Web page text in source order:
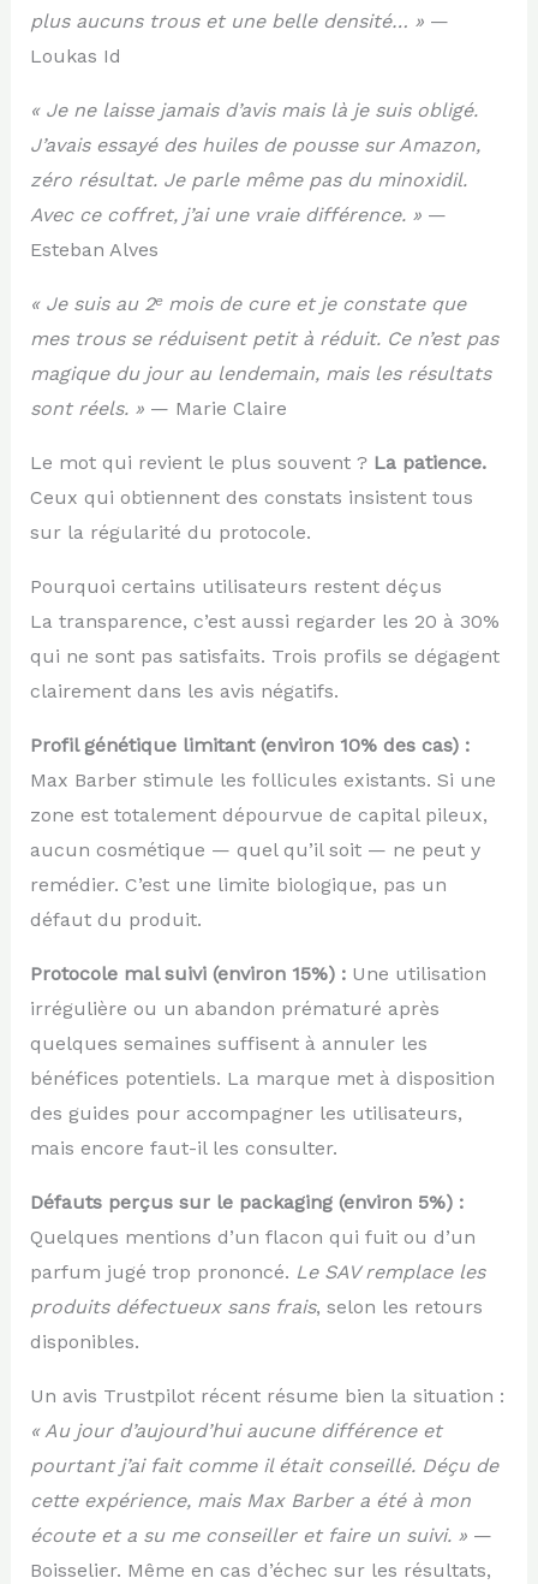
plus aucuns trous et une belle densité… »—
Loukas Id
« Je ne laisse jamais d’avis mais là je suis obligé.
J’avais essayé des huiles de pousse sur Amazon,
zéro résultat. Je parle même pas du minoxidil.
Avec ce coffret, j’ai une vraie différence. »—
Esteban Alves
« Je suis au 2ᵉ mois de cure et je constate que
mes trous se réduisent petit à réduit. Ce n’est pas
magique du jour au lendemain, mais les résultats
sont réels. »— Marie Claire
Le mot qui revient le plus souvent ? La patience.
Ceux qui obtiennent des constats insistent tous
sur la régularité du protocole.
Pourquoi certains utilisateurs restent déçus
La transparence, c’est aussi regarder les 20 à 30%
qui ne sont pas satisfaits. Trois profils se dégagent
clairement dans les avis négatifs.
Profil génétique limitant (environ 10% des cas) :
Max Barber stimule les follicules existants. Si une
zone est totalement dépourvue de capital pileux,
aucun cosmétique — quel qu’il soit — ne peut y
remédier. C’est une limite biologique, pas un
défaut du produit.
Protocole mal suivi (environ 15%) :Une utilisation
irrégulière ou un abandon prématuré après
quelques semaines suffisent à annuler les
bénéfices potentiels. La marque met à disposition
des guides pour accompagner les utilisateurs,
mais encore faut-il les consulter.
Défauts perçus sur le packaging (environ 5%) :
Quelques mentions d’un flacon qui fuit ou d’un
parfum jugé trop prononcé. Le SAV remplace les
produits défectueux sans frais, selon les retours
disponibles.
Un avis Trustpilot récent résume bien la situation :
« Au jour d’aujourd’hui aucune différence et
pourtant j’ai fait comme il était conseillé. Déçu de
cette expérience, mais Max Barber a été à mon
écoute et a su me conseiller et faire un suivi. »—
Boisselier. Même en cas d’échec sur les résultats,